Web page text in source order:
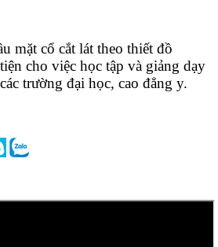
mặt cổ cắt lát theo thiết đồ
cho việc học tập và giảng dạy
trường đại học, cao đẳng y.